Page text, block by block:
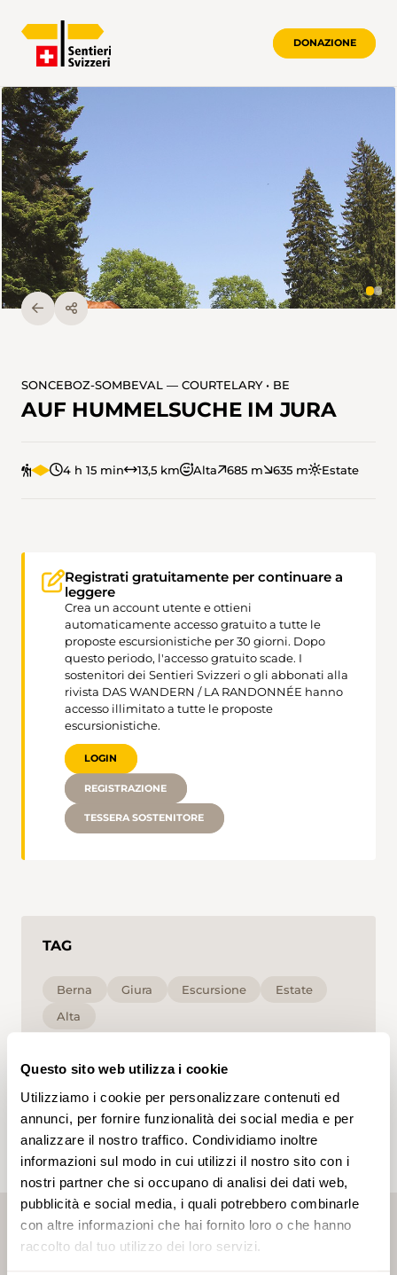
Questo sito web utilizza i cookie
Utilizziamo i cookie per personalizzare contenuti ed
annunci, per fornire funzionalità dei social media e per
analizzare il nostro traffico. Condividiamo inoltre
informazioni sul modo in cui utilizzi il nostro sito con i
nostri partner che si occupano di analisi dei dati web,
pubblicità e social media, i quali potrebbero combinarle
con altre informazioni che hai fornito loro o che hanno
raccolto dal tuo utilizzo dei loro servizi.
DONAZIONE
SONCEBOZ-SOMBEVAL — COURTELARY • BE
AUF HUMMELSUCHE IM JURA
4 h 15 min 13,5 km Alta 685 m 635 m Estate
Registrati gratuitamente per continuare a
leggere
Crea un account utente e ottieni
automaticamente accesso gratuito a tutte le
proposte escursionistiche per 30 giorni. Dopo
questo periodo, l'accesso gratuito scade. I
sostenitori dei Sentieri Svizzeri o gli abbonati alla
rivista DAS WANDERN / LA RANDONNÉE hanno
accesso illimitato a tutte le proposte
escursionistiche.
LOGIN
REGISTRAZIONE
TESSERA SOSTENITORE
TAG
Berna Giura Escursione
Estate
Alta
Cliccando su un tag, puoi aggiungerlo al tuo
ai tuoi interessi. I tag possono essere salvati solo in
un account.